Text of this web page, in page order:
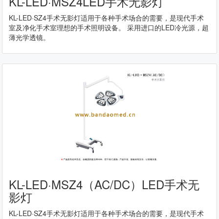
KL-LED·SZ4手术无影灯适用于各种手术场合的需要，是现代手术
室及净化手术室理想的手术照明设备。 采用进口的LED冷光源，超
薄光学透镜。
KL-LED·MSZ4（AC/DC）LED手术无
影灯
KL-LED·SZ4手术无影灯适用于各种手术场合的需要，是现代手术